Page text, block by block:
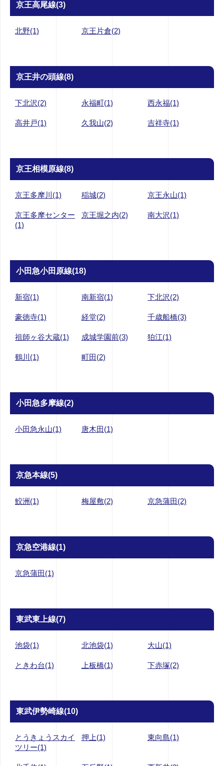
京王高尾線(3)
北野(1) 京王片倉(2)
京王井の頭線(8)
下北沢(2) 永福町(1) 西永福(1)
高井戸(1) 久我山(2) 吉祥寺(1)
京王相模原線(8)
京王多摩川(1) 稲城(2) 京王永山(1)
京王多摩センター
(1)
京王堀之内(2) 南大沢(1)
小田急小田原線(18)
新宿(1) 南新宿(1) 下北沢(2)
豪徳寺(1) 経堂(2) 千歳船橋(3)
祖師ヶ谷大蔵(1) 成城学園前(3) 狛江(1)
鶴川(1) 町田(2)
小田急多摩線(2)
小田急永山(1) 唐木田(1)
京急本線(5)
鮫洲(1) 梅屋敷(2) 京急蒲田(2)
京急空港線(1)
京急蒲田(1)
東武東上線(7)
池袋(1) 北池袋(1) 大山(1)
ときわ台(1) 上板橋(1) 下赤塚(2)
東武伊勢崎線(10)
とうきょうスカイ
ツリー(1)
押上(1) 東向島(1)